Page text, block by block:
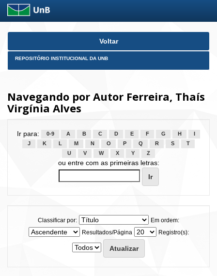
Skip
Voltar
REPOSITÓRIO INSTITUCIONAL DA UNB
Navegando por Autor Ferreira, Thaís
Virgínia Alves
Ir para: 0-9 A B C D E F G H
J
K L M N O P Q R S
T
U
V W X Y Z
ou entre com as primeiras letras:
Classificar por:
Em ordem:
Resultados/Página
Registro(s):